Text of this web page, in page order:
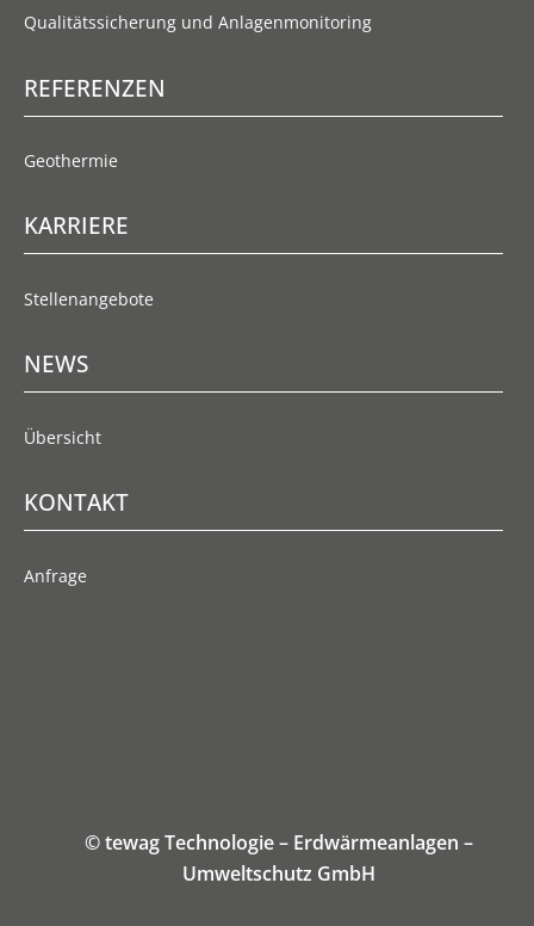
Qualitätssicherung und Anlagenmonitoring
REFERENZEN
Geothermie
KARRIERE
Stellenangebote
NEWS
Übersicht
KONTAKT
Anfrage
© tewag Technologie – Erdwärmeanlagen –
Umweltschutz GmbH